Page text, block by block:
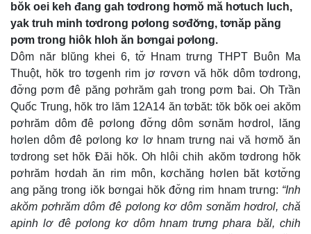
bŏk oei keh đang gah tơdrong hơmŏ mă hơtuch luch,
yak truh minh tơdrong pơlong sơđơ̆ng, tơnăp păng
pơm trong hiôk hloh ăn bơngai pơlong.
Dôm năr blŭng khei 6, tơ̆ Hnam trưng THPT Buôn Ma
Thuột, hŏk tro tơgenh rim jơ rơvơn vă hŏk dôm tơdrong,
đơ̆ng pơm đê păng pơhrăm gah trong pơm ƀai. Oh Trần
Quốc Trung, hŏk tro lăm 12A14 ăn tơbăt: tŏk bŏk oei akŏm
pơhrăm dôm đê pơlong đơ̆ng dôm sơnăm hơdrol, lăng
hơlen dôm đê pơlong kơ lơ hnam trưng nai vă hơmŏ ăn
tơdrong set hŏk Đăi hŏk. Oh hlôi chih akŏm tơdrong hŏk
pơhrăm hơdah ăn rim môn, kơchăng hơlen băt kơtơ̆ng
ang păng trong iŏk bơngai hŏk đơ̆ng rim hnam trưng: “Inh
akŏm pơhrăm dôm đê pơlong kơ dôm sơnăm hơdrol, chă
apinh lơ đê pơlong kơ dôm hnam trưng phara băl, chih